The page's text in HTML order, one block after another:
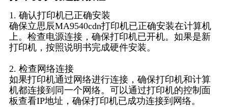
1. 确认打印机已正确安装
确保立思辰MA9540cdn打印机已正确安装在计算机
上。检查电源连接，确保打印机已开机。如果是新
打印机，按照说明书完成硬件安装。
2. 检查网络连接
如果打印机通过网络进行连接，确保打印机和计算
机都连接到同一个网络。可以通过打印机的控制面
板查看IP地址，确保打印机已成功连接到网络。